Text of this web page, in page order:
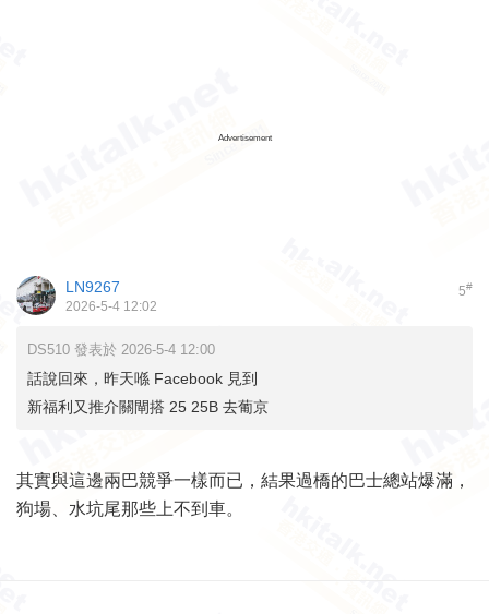
Advertisement
5#
LN9267
2026-5-4 12:02
DS510 發表於 2026-5-4 12:00
話說回來，昨天喺 Facebook 見到
新福利又推介關閘搭 25 25B 去葡京
其實與這邊兩巴競爭一樣而已，結果過橋的巴士總站爆滿，
狗場、水坑尾那些上不到車。